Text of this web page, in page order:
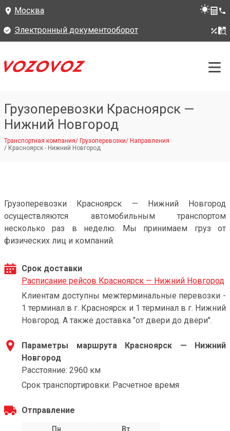
Москва
Электронный документооборот
Грузоперевозки Красноярск —
Нижний Новгород
Транспортная компания/ Грузоперевозки/ Направления
/ Красноярск - Нижний Новгород
Грузоперевозки Красноярск — Нижний Новгород
осуществляются автомобильным транспортом
несколько раз в неделю. Мы принимаем груз от
физических лиц и компаний.
Срок доставки
Расписание рейсов Красноярск — Нижний Новгород
Клиентам доступны межтерминальные перевозки -
1 терминал в г. Красноярск и 1 терминал в г. Нижний
Новгород. А также доставка "от двери до двери".
Параметры маршрута Красноярск — Нижний
Новгород
Расстояние: 2960 км
Срок транспортировки: Расчетное время
Отправление
Пн
Вт